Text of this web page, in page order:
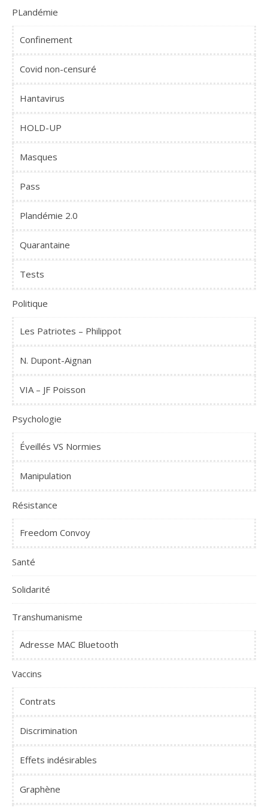
PLandémie
Confinement
Covid non-censuré
Hantavirus
HOLD-UP
Masques
Pass
Plandémie 2.0
Quarantaine
Tests
Politique
Les Patriotes – Philippot
N. Dupont-Aignan
VIA – JF Poisson
Psychologie
Éveillés VS Normies
Manipulation
Résistance
Freedom Convoy
Santé
Solidarité
Transhumanisme
Adresse MAC Bluetooth
Vaccins
Contrats
Discrimination
Effets indésirables
Graphène